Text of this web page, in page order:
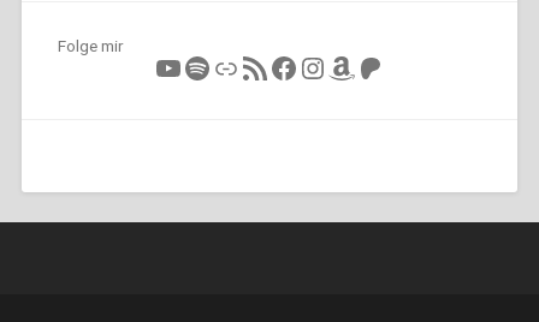
Folge mir
YouTube
Spotify
LinkRSS-FeedFacebook
Instagram
Amazon
Patreon